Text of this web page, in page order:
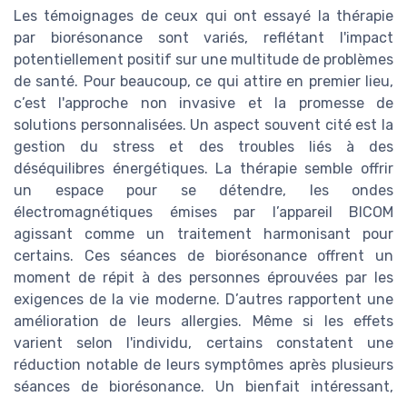
Les témoignages de ceux qui ont essayé la thérapie
par biorésonance sont variés, reflétant l'impact
potentiellement positif sur une multitude de problèmes
de santé. Pour beaucoup, ce qui attire en premier lieu,
c’est l'approche non invasive et la promesse de
solutions personnalisées. Un aspect souvent cité est la
gestion du stress et des troubles liés à des
déséquilibres énergétiques. La thérapie semble offrir
un espace pour se détendre, les ondes
électromagnétiques émises par l’appareil BICOM
agissant comme un traitement harmonisant pour
certains. Ces séances de biorésonance offrent un
moment de répit à des personnes éprouvées par les
exigences de la vie moderne. D’autres rapportent une
amélioration de leurs allergies. Même si les effets
varient selon l'individu, certains constatent une
réduction notable de leurs symptômes après plusieurs
séances de biorésonance. Un bienfait intéressant,